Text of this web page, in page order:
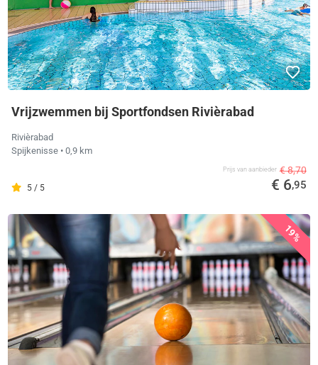
Vrijzwemmen bij Sportfondsen Rivièrabad
Rivièrabad
Spijkenisse • 0,9 km
5 / 5
Prijs van aanbieder € 8,70
€ 6,95
19%